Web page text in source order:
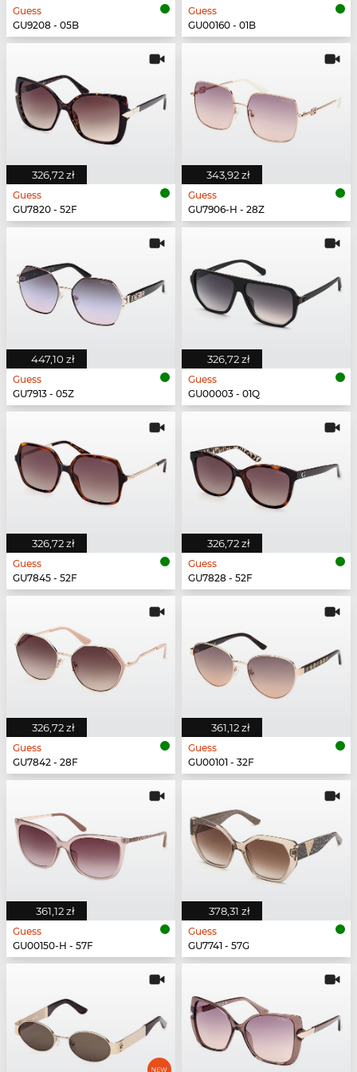
Guess
GU9208 - 05B
Guess
GU00160 - 01B
326,72 zł
Guess
GU7820 - 52F
343,92 zł
Guess
GU7906-H - 28Z
447,10 zł
Guess
GU7913 - 05Z
326,72 zł
Guess
GU00003 - 01Q
326,72 zł
Guess
GU7845 - 52F
326,72 zł
Guess
GU7828 - 52F
326,72 zł
Guess
GU7842 - 28F
361,12 zł
Guess
GU00101 - 32F
361,12 zł
Guess
GU00150-H - 57F
378,31 zł
Guess
GU7741 - 57G